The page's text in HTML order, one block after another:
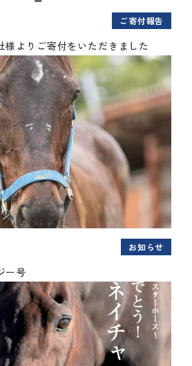
ご寄付報告
様よりご寄付をいただきました
お知らせ
ー号